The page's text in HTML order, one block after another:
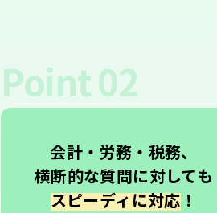
Point02
会計・労務・税務、
横断的な質問に対しても
スピーディに対応！